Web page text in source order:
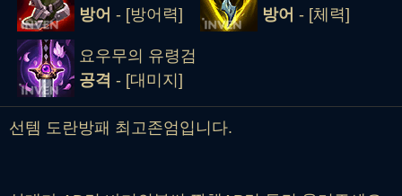
방어 - [방어력]
방어 - [체력]
요우무의 유령검
공격 - [대미지]
선템 도란방패 최고존엄입니다.